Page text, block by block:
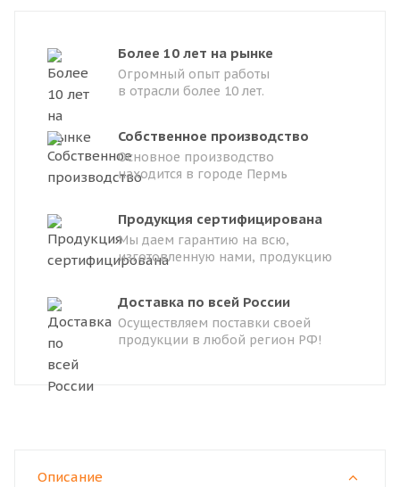
Более 10 лет на рынке
Огромный опыт работы
в отрасли более 10 лет.
Собственное производство
Основное производство
находится в городе Пермь
Продукция сертифицирована
Мы даем гарантию на всю,
изготовленную нами, продукцию
Доставка по всей России
Осуществляем поставки своей
продукции в любой регион РФ!
Описание